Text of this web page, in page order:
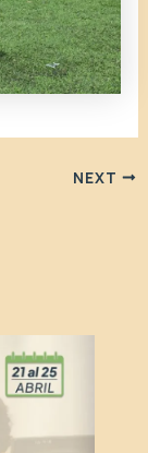
NEXT